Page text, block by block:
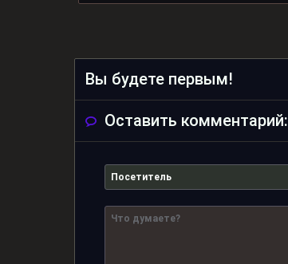
Вы будете первым!
Оставить комментарий: